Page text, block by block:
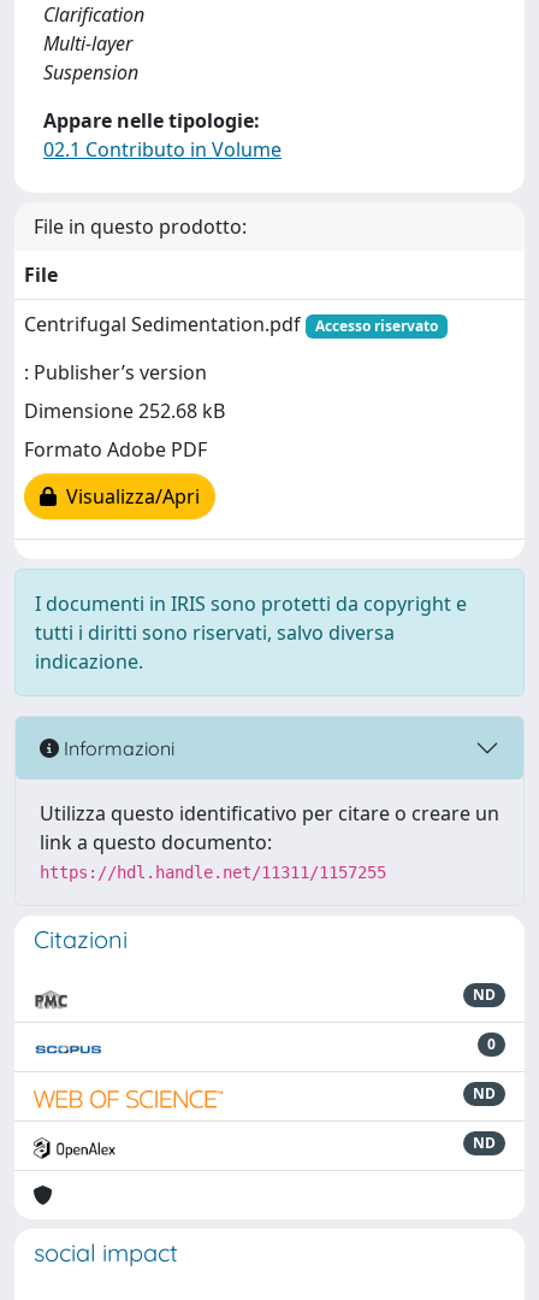
Clarification
Multi-layer
Suspension
Appare nelle tipologie:
02.1 Contributo in Volume
File in questo prodotto:
File
Centrifugal Sedimentation.pdf
Accesso riservato
: Publisher’s version
Dimensione 252.68 kB
Formato Adobe PDF
Visualizza/Apri
I documenti in IRIS sono protetti da copyright e
tutti i diritti sono riservati, salvo diversa
indicazione.
Informazioni
Utilizza questo identificativo per citare o creare un
link a questo documento:
https://hdl.handle.net/11311/1157255
Citazioni
ND
0
ND
ND
social impact